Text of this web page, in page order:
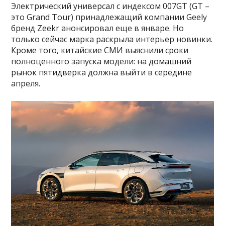
Электрический универсал с индексом 007GT (GT –
это Grand Tour) принадлежащий компании Geely
бренд Zeekr анонсировал еще в январе. Но
только сейчас марка раскрыла интерьер новинки.
Кроме того, китайские СМИ выяснили сроки
полноценного запуска модели: на домашний
рынок пятидверка должна выйти в середине
апреля.